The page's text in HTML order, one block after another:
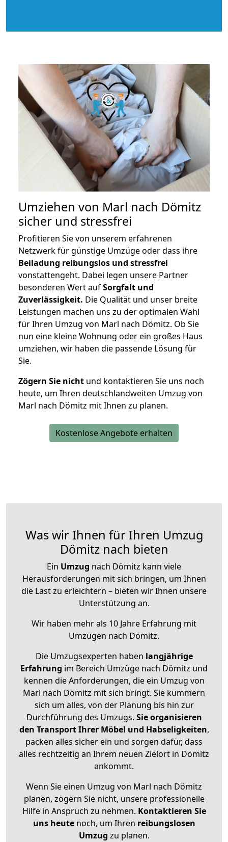
Umziehen von Marl nach Dömitz
sicher und stressfrei
Profitieren Sie von unserem erfahrenen
Netzwerk für günstige Umzüge oder dass ihre
Beiladung reibungslos und stressfrei
vonstattengeht. Dabei legen unsere Partner
besonderen Wert aufSorgfalt und
Zuverlässigkeit. Die Qualität und unser breite
Leistungen machen uns zu der optimalen Wahl
für Ihren Umzug von Marl nach Dömitz. Ob Sie
nun eine kleine Wohnung oder ein großes Haus
umziehen, wir haben die passende Lösung für
Sie.
Zögern Sie nicht und kontaktieren Sie uns noch
heute, um Ihren deutschlandweiten Umzug von
Marl nach Dömitz mit Ihnen zu planen.
Kostenlose Angebote erhalten
Was wir Ihnen für Ihren Umzug
Dömitz nach bieten
Ein Umzug nach Dömitz kann viele
Herausforderungen mit sich bringen, um Ihnen
die Last zu erleichtern – bieten wir Ihnen unsere
Unterstützung an.
Wir haben mehr als 10 Jahre Erfahrung mit
Umzügen nach Dömitz.
Die Umzugsexperten haben langjährige
Erfahrung im Bereich Umzüge nach Dömitz und
kennen die Anforderungen, die ein Umzug von
Marl nach Dömitz mit sich bringt. Sie kümmern
sich um alles, von der Planung bis hin zur
Durchführung des Umzugs. Sie organisieren
den Transport Ihrer Möbel und Habseligkeiten,
packen alles sicher ein und sorgen dafür, dass
alles rechtzeitig an Ihrem neuen Zielort in Dömitz
ankommt.
Wenn Sie einen Umzug von Marl nach Dömitz
planen, zögern Sie nicht, unsere professionelle
Hilfe in Anspruch zu nehmen. Kontaktieren Sie
uns heutenoch, um Ihren reibungslosen
Umzug zu planen.